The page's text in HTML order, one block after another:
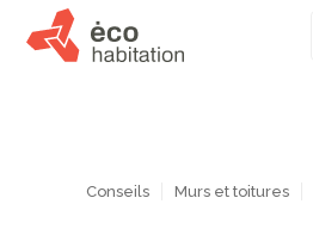
Conseils Murs et toitures